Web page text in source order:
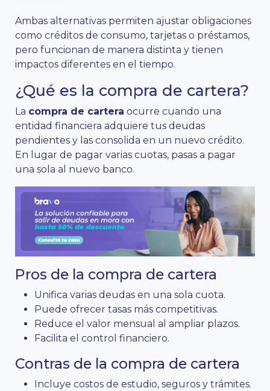
Ambas alternativas permiten ajustar obligaciones
como créditos de consumo, tarjetas o préstamos,
pero funcionan de manera distinta y tienen
impactos diferentes en el tiempo.
¿Qué es la compra de cartera?
La compra de cartera ocurre cuando una
entidad financiera adquiere tus deudas
pendientes y las consolida en un nuevo crédito.
En lugar de pagar varias cuotas, pasas a pagar
una sola al nuevo banco.
Pros de la compra de cartera
Unifica varias deudas en una sola cuota.
Puede ofrecer tasas más competitivas.
Reduce el valor mensual al ampliar plazos.
Facilita el control financiero.
Contras de la compra de cartera
Incluye costos de estudio, seguros y trámites.